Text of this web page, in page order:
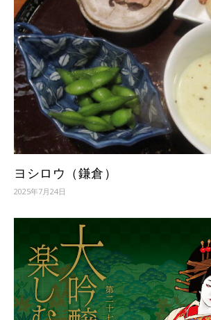
ヨシロウ（鎌倉）
2025年7月24日